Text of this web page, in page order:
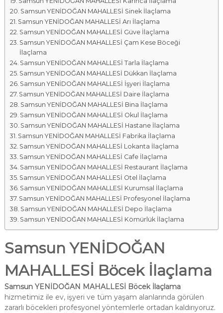
Samsun YENİDOĞAN MAHALLESİ Sinek İlaçlama
Samsun YENİDOĞAN MAHALLESİ Arı İlaçlama
Samsun YENİDOĞAN MAHALLESİ Güve İlaçlama
Samsun YENİDOĞAN MAHALLESİ Çam Kese Böceği
İlaçlama
Samsun YENİDOĞAN MAHALLESİ Tarla İlaçlama
Samsun YENİDOĞAN MAHALLESİ Dükkan İlaçlama
Samsun YENİDOĞAN MAHALLESİ İşyeri İlaçlama
Samsun YENİDOĞAN MAHALLESİ Daire İlaçlama
Samsun YENİDOĞAN MAHALLESİ Bina İlaçlama
Samsun YENİDOĞAN MAHALLESİ Okul İlaçlama
Samsun YENİDOĞAN MAHALLESİ Hastane İlaçlama
Samsun YENİDOĞAN MAHALLESİ Fabrika İlaçlama
Samsun YENİDOĞAN MAHALLESİ Lokanta İlaçlama
Samsun YENİDOĞAN MAHALLESİ Cafe İlaçlama
Samsun YENİDOĞAN MAHALLESİ Restaurant İlaçlama
Samsun YENİDOĞAN MAHALLESİ Otel İlaçlama
Samsun YENİDOĞAN MAHALLESİ Kurumsal İlaçlama
Samsun YENİDOĞAN MAHALLESİ Profesyonel İlaçlama
Samsun YENİDOĞAN MAHALLESİ Depo İlaçlama
Samsun YENİDOĞAN MAHALLESİ Kömürlük İlaçlama
Samsun YENİDOĞAN
MAHALLESİ Böcek İlaçlama
Samsun YENİDOĞAN MAHALLESİ Böcek İlaçlama
hizmetimiz ile ev, işyeri ve tüm yaşam alanlarında görülen
zararlı böcekleri profesyonel yöntemlerle ortadan kaldırıyoruz.